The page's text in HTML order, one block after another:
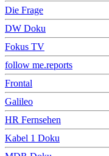
Die Frage
DW Doku
Fokus TV
follow me.reports
Frontal
Galileo
HR Fernsehen
Kabel 1 Doku